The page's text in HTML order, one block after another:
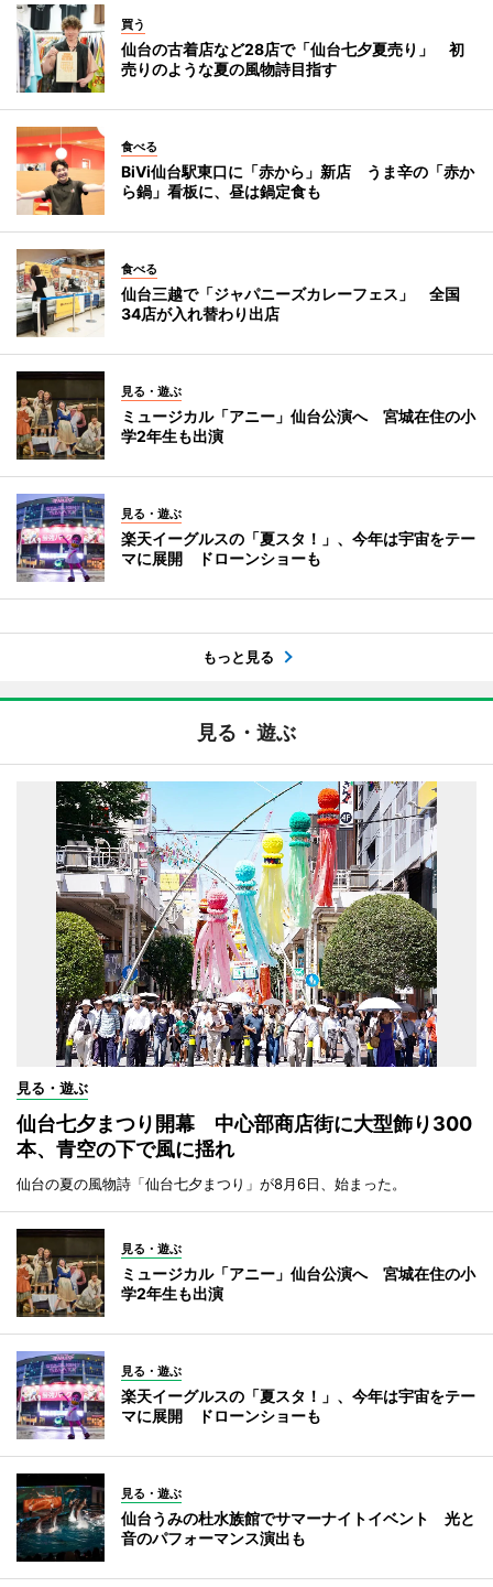
買う
仙台の古着店など28店で「仙台七夕夏売り」 初
売りのような夏の風物詩目指す
食べる
BiVi仙台駅東口に「赤から」新店 うま辛の「赤か
ら鍋」看板に、昼は鍋定食も
食べる
仙台三越で「ジャパニーズカレーフェス」 全国
34店が入れ替わり出店
見る・遊ぶ
ミュージカル「アニー」仙台公演へ 宮城在住の小
学2年生も出演
見る・遊ぶ
楽天イーグルスの「夏スタ！」、今年は宇宙をテー
マに展開 ドローンショーも
もっと見る
見る・遊ぶ
見る・遊ぶ
仙台七夕まつり開幕 中心部商店街に大型飾り300
本、青空の下で風に揺れ
仙台の夏の風物詩「仙台七夕まつり」が8月6日、始まった。
見る・遊ぶ
ミュージカル「アニー」仙台公演へ 宮城在住の小
学2年生も出演
見る・遊ぶ
楽天イーグルスの「夏スタ！」、今年は宇宙をテー
マに展開 ドローンショーも
見る・遊ぶ
仙台うみの杜水族館でサマーナイトイベント 光と
音のパフォーマンス演出も